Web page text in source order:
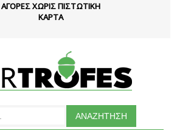
ΑΓΟΡΕΣ ΧΩΡΙΣ ΠΙΣΤΩΤΙΚΗ
ΚΑΡΤΑ